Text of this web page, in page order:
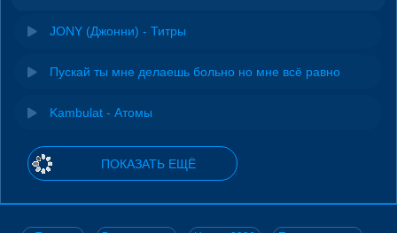
JONY (Джонни) - Титры
Пускай ты мне делаешь больно но мне всё равно
Kambulat - Атомы
ПОКАЗАТЬ ЕЩЁ